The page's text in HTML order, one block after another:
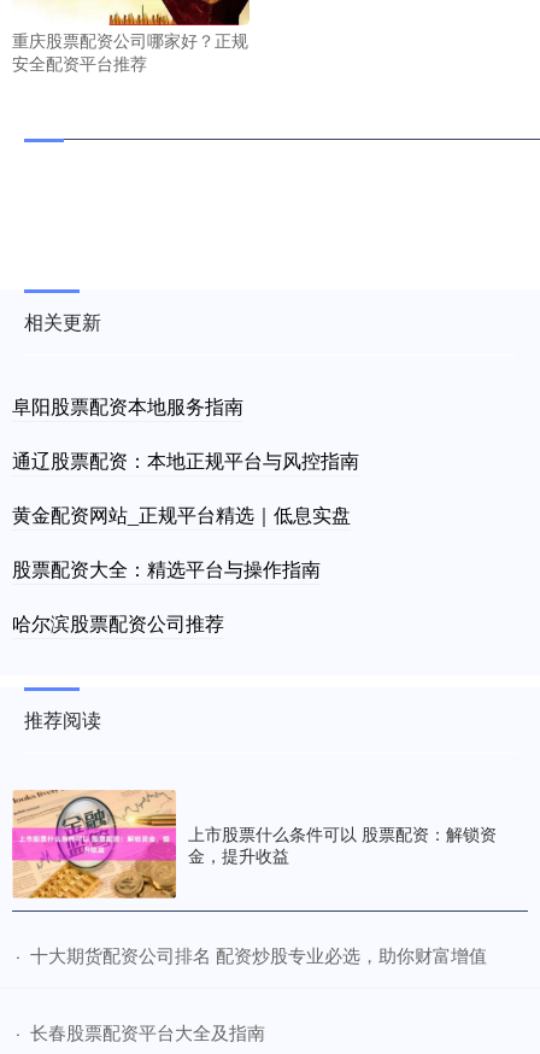
重庆股票配资公司哪家好？正规
安全配资平台推荐
相关更新
阜阳股票配资本地服务指南
通辽股票配资：本地正规平台与风控指南
黄金配资网站_正规平台精选｜低息实盘
股票配资大全：精选平台与操作指南
哈尔滨股票配资公司推荐
推荐阅读
上市股票什么条件可以 股票配资：解锁资
金，提升收益
· ​十大期货配资公司排名 配资炒股专业必选，助你财富增值
· ​长春股票配资平台大全及指南